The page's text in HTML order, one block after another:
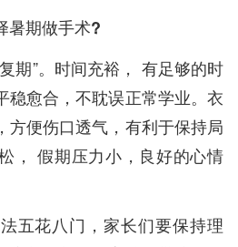
暑期做手术?
期”。时间充裕， 有足够的时
稳愈合，不耽误正常学业。衣
方便伤口透气，有利于保持局
， 假期压力小，良好的心情
五花八门，家长们要保持理